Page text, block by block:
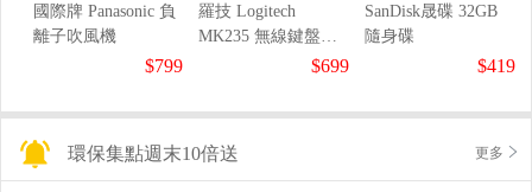
國際牌 Panasonic 負
離子吹風機
$799
羅技 Logitech
MK235 無線鍵盤滑
$699
SanDisk晟碟 32GB
隨身碟
$419
環保集點週末10倍送 更多